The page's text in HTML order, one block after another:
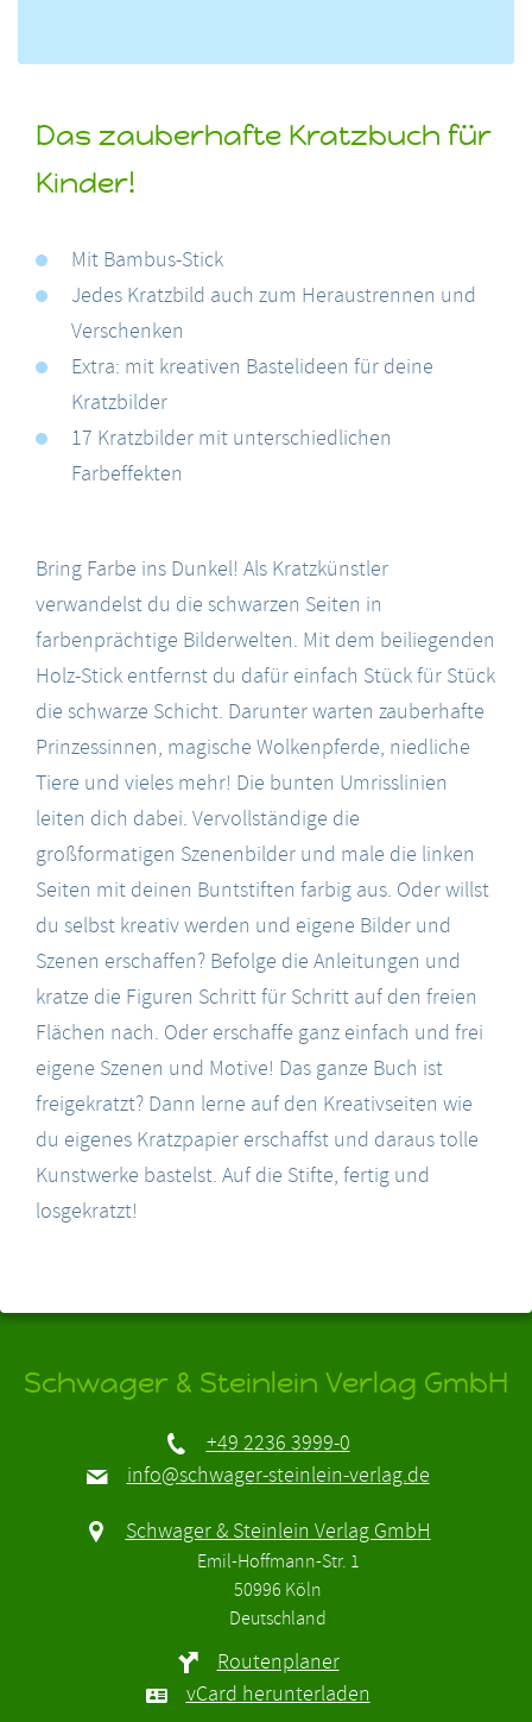
Das zauberhafte Kratzbuch für
Kinder!
Mit Bambus-Stick
Jedes Kratzbild auch zum Heraustrennen und
Verschenken
Extra: mit kreativen Bastelideen für deine
Kratzbilder
17 Kratzbilder mit unterschiedlichen
Farbeffekten
Bring Farbe ins Dunkel! Als Kratzkünstler
verwandelst du die schwarzen Seiten in
farbenprächtige Bilderwelten. Mit dem beiliegenden
Holz-Stick entfernst du dafür einfach Stück für Stück
die schwarze Schicht. Darunter warten zauberhafte
Prinzessinnen, magische Wolkenpferde, niedliche
Tiere und vieles mehr! Die bunten Umrisslinien
leiten dich dabei. Vervollständige die
großformatigen Szenenbilder und male die linken
Seiten mit deinen Buntstiften farbig aus. Oder willst
du selbst kreativ werden und eigene Bilder und
Szenen erschaffen? Befolge die Anleitungen und
kratze die Figuren Schritt für Schritt auf den freien
Flächen nach. Oder erschaffe ganz einfach und frei
eigene Szenen und Motive! Das ganze Buch ist
freigekratzt? Dann lerne auf den Kreativseiten wie
du eigenes Kratzpapier erschaffst und daraus tolle
Kunstwerke bastelst. Auf die Stifte, fertig und
losgekratzt!
Schwager & Steinlein Verlag GmbH
+49 2236 3999-0
info@schwager-steinlein-verlag.de
Schwager & Steinlein Verlag GmbH
Emil-Hoffmann-Str. 1
50996 Köln
Deutschland
Routenplaner
vCard herunterladen